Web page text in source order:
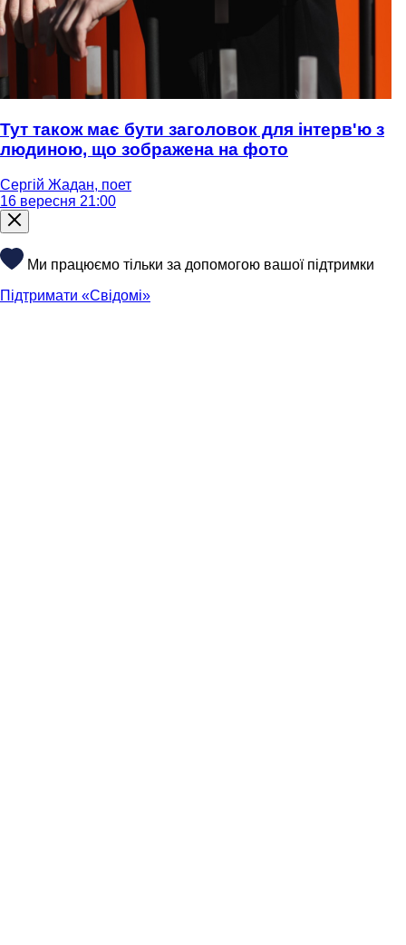
Тут також має бути заголовок для інтерв'ю з
людиною, що зображена на фото
Сергій Жадан, поет
16 вересня 21:00
Ми працюємо тільки за допомогою вашої підтримки
Підтримати «Свідомі»